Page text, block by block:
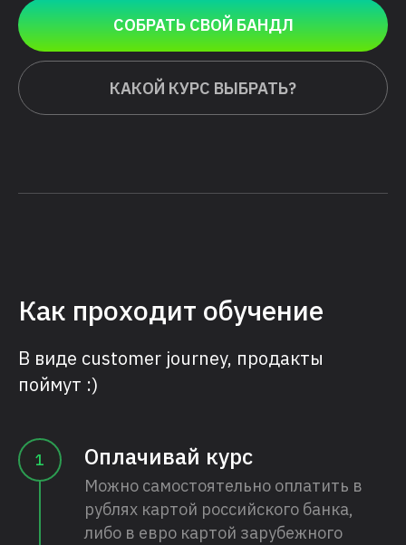
СОБРАТЬ СВОЙ БАНДЛ
КАКОЙ КУРС ВЫБРАТЬ?
Как проходит обучение
В виде customer journey, продакты
поймут :)
Оплачивай курс
Можно самостоятельно оплатить в
рублях картой российского банка,
либо в евро картой зарубежного